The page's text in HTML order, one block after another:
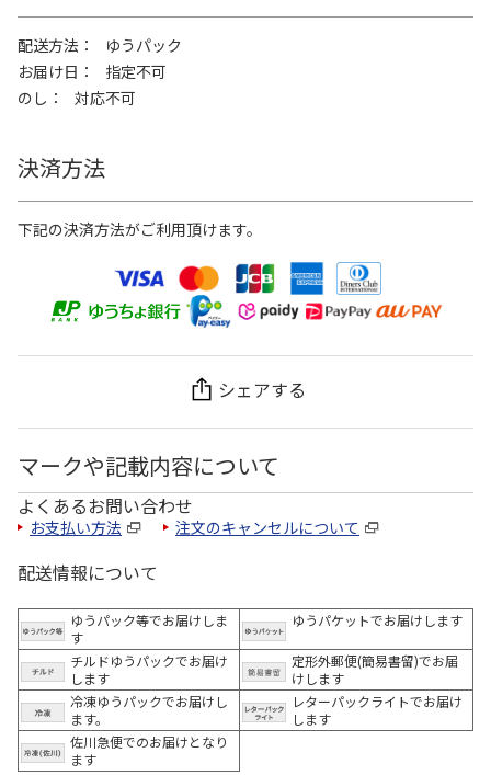
配送方法
ゆうパック
お届け日
指定不可
のし
対応不可
決済方法
下記の決済方法がご利用頂けます。
シェアする
マークや記載内容について
よくあるお問い合わせ
お支払い方法 注文のキャンセルについて
配送情報について
ゆうパック等でお届けしま
す
ゆうパケットでお届けします
チルドゆうパックでお届け
します
定形外郵便(簡易書留)でお届
けします
冷凍ゆうパックでお届けし
ます。
レターパックライトでお届け
します
佐川急便でのお届けとなり
ます